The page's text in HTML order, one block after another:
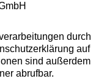
durch
auf
sind außerdem
abrufbar.